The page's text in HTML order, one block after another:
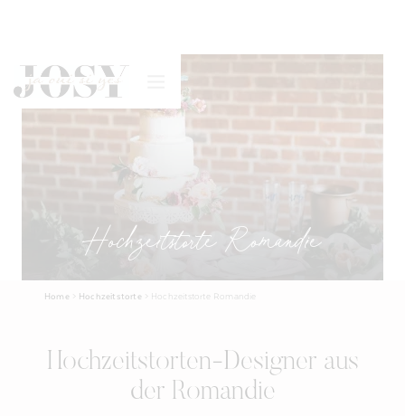
Hochzeitstorte Romandie
Home Hochzeitstorte Hochzeitstorte Romandie
Hochzeitstorten-Designer aus
der Romandie